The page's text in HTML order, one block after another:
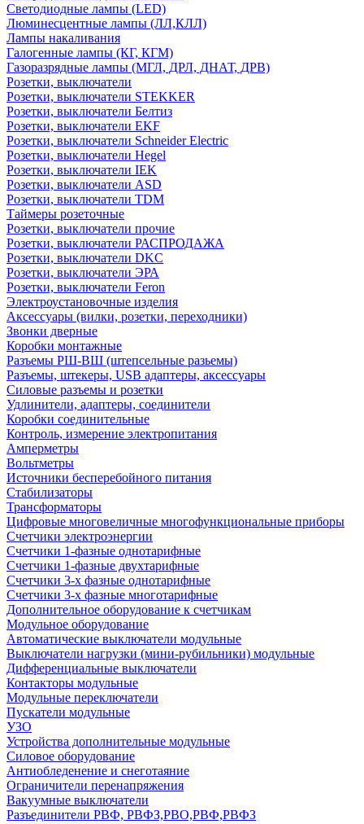
Светодиодные лампы (LED)
Люминесцентные лампы (ЛЛ,КЛЛ)
Лампы накаливания
Галогенные лампы (КГ, КГМ)
Газоразрядные лампы (МГЛ, ДРЛ, ДНАТ, ДРВ)
Розетки, выключатели
Розетки, выключатели STEKKER
Розетки, выключатели Белтиз
Розетки, выключатели EKF
Розетки, выключатели Schneider Electric
Розетки, выключатели Hegel
Розетки, выключатели IEK
Розетки, выключатели ASD
Розетки, выключатели TDM
Таймеры розеточные
Розетки, выключатели прочие
Розетки, выключатели РАСПРОДАЖА
Розетки, выключатели DKC
Розетки, выключатели ЭРА
Розетки, выключатели Feron
Электроустановочные изделия
Аксессуары (вилки, розетки, переходники)
Звонки дверные
Коробки монтажные
Разъемы РШ-ВШ (штепсельные разьемы)
Разъемы, штекеры, USB адаптеры, аксессуары
Силовые разъемы и розетки
Удлинители, адаптеры, соединители
Коробки соединительные
Контроль, измерение электропитания
Амперметры
Вольтметры
Источники бесперебойного питания
Стабилизаторы
Трансформаторы
Цифровые многовеличные многофункциональные приборы
Счетчики электроэнергии
Счетчики 1-фазные однотарифные
Счетчики 1-фазные двухтарифные
Счетчики 3-х фазные однотарифные
Счетчики 3-х фазные многотарифные
Дополнительное оборудование к счетчикам
Модульное оборудование
Автоматические выключатели модульные
Выключатели нагрузки (мини-рубильники) модульные
Дифференциальные выключатели
Контакторы модульные
Модульные переключатели
Пускатели модульные
УЗО
Устройства дополнительные модульные
Силовое оборудование
Антиобледенение и снеготаяние
Ограничители перенапряжения
Вакуумные выключатели
Разъединители РВФ, РВФЗ,РВО,РВФ,РВФЗ